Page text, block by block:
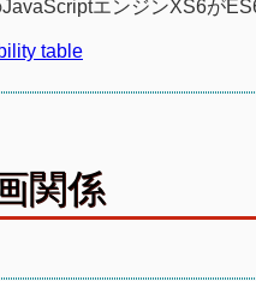
エンジンXS6が
table
関係